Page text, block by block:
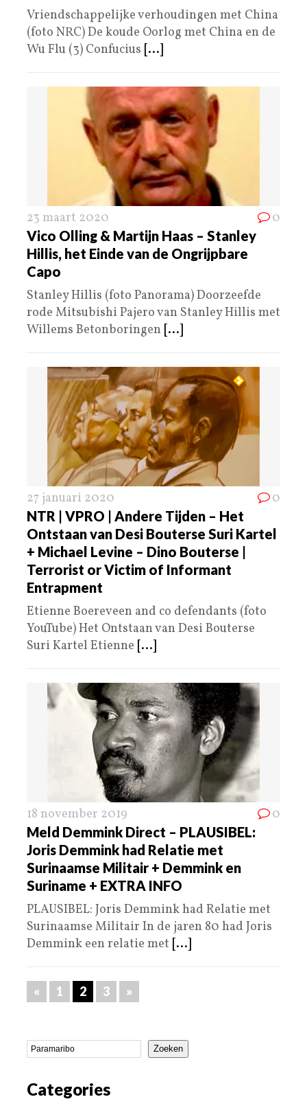
Vriendschappelijke verhoudingen met China
(foto NRC) De koude Oorlog met China en de
Wu Flu (3) Confucius [...]
23 maart 2020 0
Vico Olling & Martijn Haas – Stanley
Hillis, het Einde van de Ongrijpbare
Capo
Stanley Hillis (foto Panorama) Doorzeefde
rode Mitsubishi Pajero van Stanley Hillis met
Willems Betonboringen [...]
27 januari 2020 0
NTR | VPRO | Andere Tijden – Het
Ontstaan van Desi Bouterse Suri Kartel
+ Michael Levine – Dino Bouterse |
Terrorist or Victim of Informant
Entrapment
Etienne Boereveen and co defendants (foto
YouTube) Het Ontstaan van Desi Bouterse
Suri Kartel Etienne [...]
18 november 2019 0
Meld Demmink Direct – PLAUSIBEL:
Joris Demmink had Relatie met
Surinaamse Militair + Demmink en
Suriname + EXTRA INFO
PLAUSIBEL: Joris Demmink had Relatie met
Surinaamse Militair In de jaren 80 had Joris
Demmink een relatie met [...]
« 1 2 3 »
Zoeken
Categories